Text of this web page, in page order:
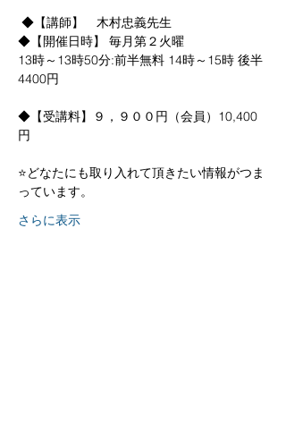
◆【講師】　木村忠義先生
◆【開催日時】 毎月第２火曜
13時～13時50分:前半無料 14時～15時 後半
4400円
◆【受講料】９，９００円（会員）10,400
円
⭐どなたにも取り入れて頂きたい情報がつま
っています。
さらに表示